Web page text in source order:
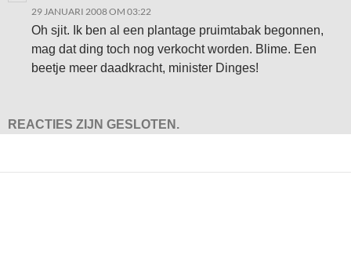
29 JANUARI 2008 OM 03:22
Oh sjit. Ik ben al een plantage pruimtabak begonnen,
mag dat ding toch nog verkocht worden. Blime. Een
beetje meer daadkracht, minister Dinges!
REACTIES ZIJN GESLOTEN.